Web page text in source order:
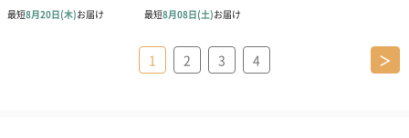
1 2 3 4 ＞